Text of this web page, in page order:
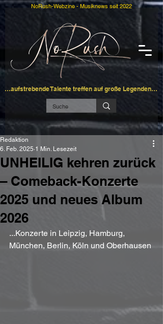
…aufstrebende Talente treffen auf große Legenden…
NoRush-Webzine - Musiknews seit 2022
UNHEILIG kehren zurück
– Comeback-Konzerte
2025 und neues Album
2026
Redaktion
6. Feb. 2025 1 Min. Lesezeit
...Konzerte in Leipzig, Hamburg,
München, Berlin, Köln und Oberhausen